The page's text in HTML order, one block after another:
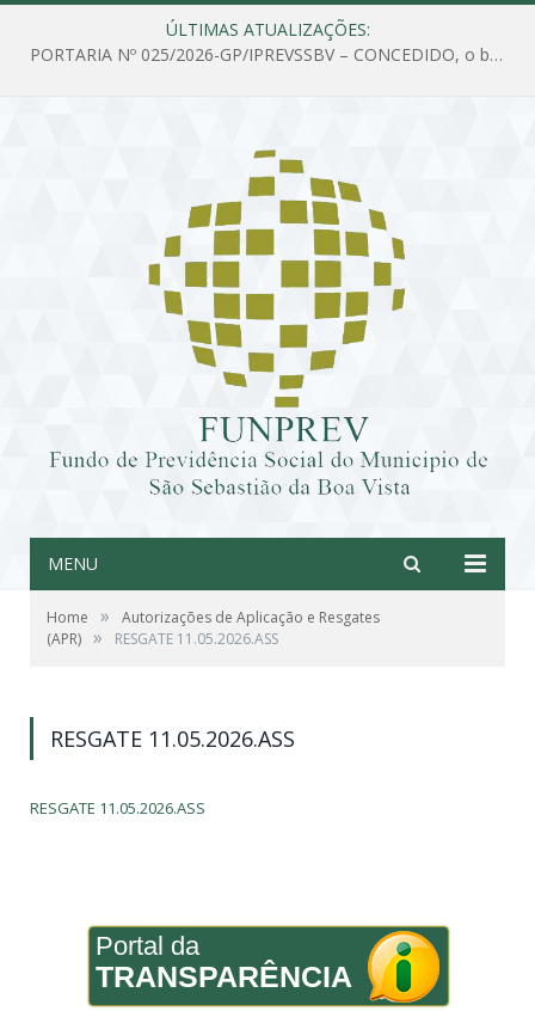
ÚLTIMAS ATUALIZAÇÕES:
PORTARIA Nº 025/2026-GP/IPREVSSBV – CONCEDIDO, o benefício de PENSÃO a MARIA ESTELA DOS SANTOS SOUZA
MENU
Home »
Autorizações de Aplicação e Resgates
(APR) » RESGATE 11.05.2026.ASS
RESGATE 11.05.2026.ASS
RESGATE 11.05.2026.ASS
Portal da
TRANSPARÊNCIA